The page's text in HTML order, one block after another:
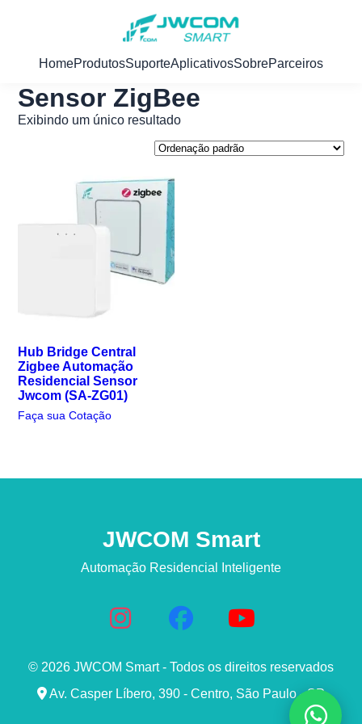
HomeProdutosSuporteAplicativosSobreParceiros
Sensor ZigBee
Exibindo um único resultado
Hub Bridge Central
Zigbee Automação
Residencial Sensor
Jwcom (SA-ZG01)
Faça sua Cotação
JWCOM Smart
Automação Residencial Inteligente
© 2026 JWCOM Smart - Todos os direitos reservados
Av. Casper Líbero, 390 - Centro, São Paulo - SP